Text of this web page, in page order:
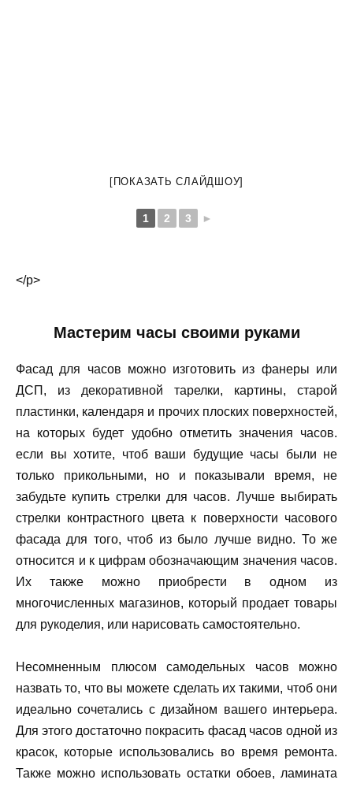
[ПОКАЗАТЬ СЛАЙДШОУ]
1 2 3 ►
</p>
Мастерим часы своими руками
Фасад для часов можно изготовить из фанеры или
ДСП, из декоративной тарелки, картины, старой
пластинки, календаря и прочих плоских поверхностей,
на которых будет удобно отметить значения часов.
если вы хотите, чтоб ваши будущие часы были не
только прикольными, но и показывали время, не
забудьте купить стрелки для часов. Лучше выбирать
стрелки контрастного цвета к поверхности часового
фасада для того, чтоб из было лучше видно. То же
относится и к цифрам обозначающим значения часов.
Их также можно приобрести в одном из
многочисленных магазинов, который продает товары
для рукоделия, или нарисовать самостоятельно.
Несомненным плюсом самодельных часов можно
назвать то, что вы можете сделать их такими, чтоб они
идеально сочетались с дизайном вашего интерьера.
Для этого достаточно покрасить фасад часов одной из
красок, которые использовались во время ремонта.
Также можно использовать остатки обоев, ламината